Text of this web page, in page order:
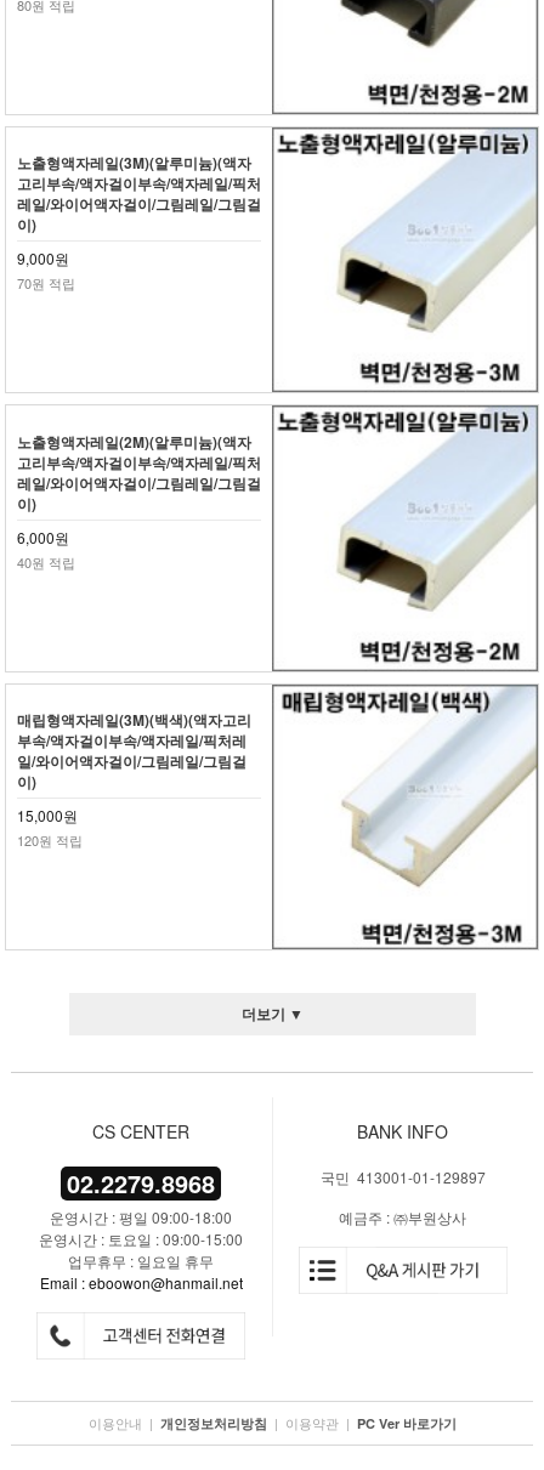
80원 적립
노출형액자레일(3M)(알루미늄)(액자
고리부속/액자걸이부속/액자레일/픽처
레일/와이어액자걸이/그림레일/그림걸
이)
9,000원
70원 적립
노출형액자레일(2M)(알루미늄)(액자
고리부속/액자걸이부속/액자레일/픽처
레일/와이어액자걸이/그림레일/그림걸
이)
6,000원
40원 적립
매립형액자레일(3M)(백색)(액자고리
부속/액자걸이부속/액자레일/픽처레
일/와이어액자걸이/그림레일/그림걸
이)
15,000원
120원 적립
더보기 ▼
CS CENTER
02.2279.8968
운영시간 : 평일 09:00-18:00
운영시간 : 토요일 : 09:00-15:00
업무휴무 : 일요일 휴무
Email : eboowon@hanmail.net
BANK INFO
국민 413001-01-129897
예금주 : ㈜부원상사
이용안내 | 개인정보처리방침 | 이용약관 | PC Ver 바로가기